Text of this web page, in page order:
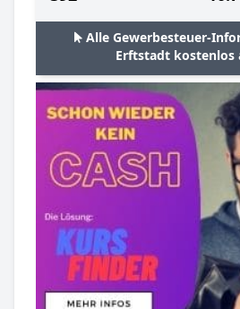
Alle Gewerbesteuer-
Erftstadt kostenlos